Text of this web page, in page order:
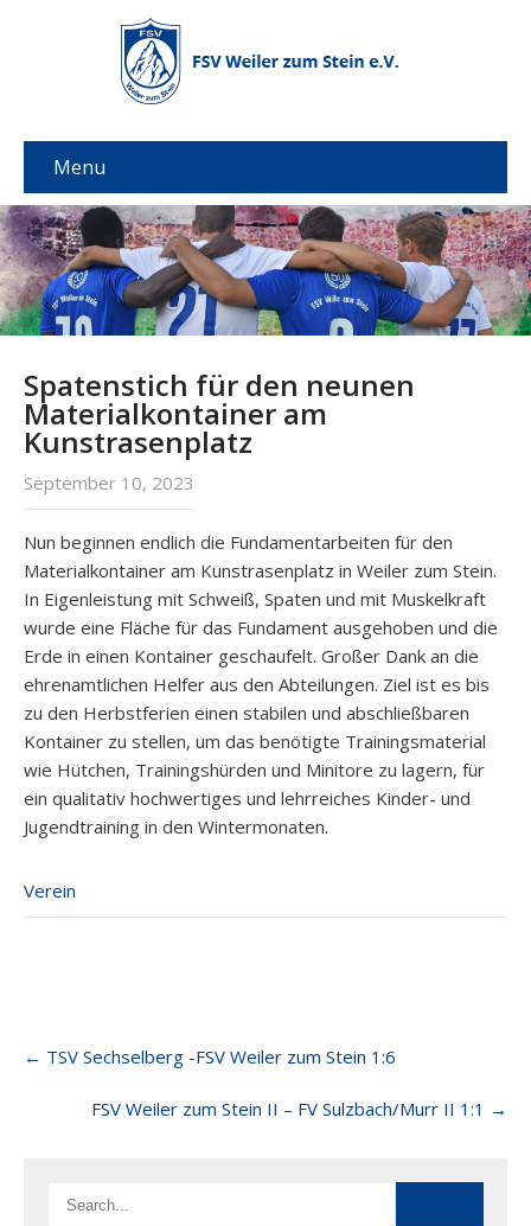
Menu
Spatenstich für den neunen
Materialkontainer am
Kunstrasenplatz
September 10, 2023
Nun beginnen endlich die Fundamentarbeiten für den
Materialkontainer am Kunstrasenplatz in Weiler zum Stein.
In Eigenleistung mit Schweiß, Spaten und mit Muskelkraft
wurde eine Fläche für das Fundament ausgehoben und die
Erde in einen Kontainer geschaufelt. Großer Dank an die
ehrenamtlichen Helfer aus den Abteilungen. Ziel ist es bis
zu den Herbstferien einen stabilen und abschließbaren
Kontainer zu stellen, um das benötigte Trainingsmaterial
wie Hütchen, Trainingshürden und Minitore zu lagern, für
ein qualitativ hochwertiges und lehrreiches Kinder- und
Jugendtraining in den Wintermonaten.
Verein
Post
navigation
← TSV Sechselberg -FSV Weiler zum Stein 1:6
FSV Weiler zum Stein II – FV Sulzbach/Murr II 1:1 →